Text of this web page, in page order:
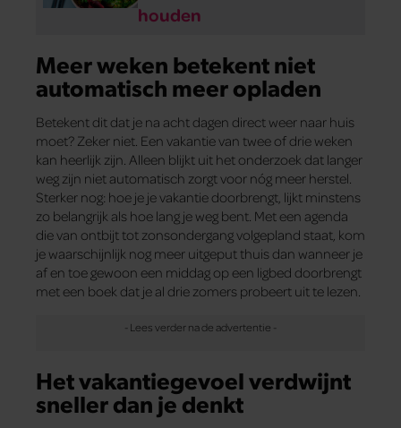
houden
Meer weken betekent niet
automatisch meer opladen
Betekent dit dat je na acht dagen direct weer naar huis
moet? Zeker niet. Een vakantie van twee of drie weken
kan heerlijk zijn. Alleen blijkt uit het onderzoek dat langer
weg zijn niet automatisch zorgt voor nóg meer herstel.
Sterker nog: hoe je je vakantie doorbrengt, lijkt minstens
zo belangrijk als hoe lang je weg bent. Met een agenda
die van ontbijt tot zonsondergang volgepland staat, kom
je waarschijnlijk nog meer uitgeput thuis dan wanneer je
af en toe gewoon een middag op een ligbed doorbrengt
met een boek dat je al drie zomers probeert uit te lezen.
Het vakantiegevoel verdwijnt
sneller dan je denkt